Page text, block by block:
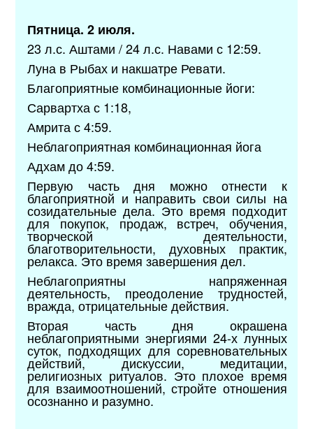
Пятница. 2 июля.
23 л.с. Аштами / 24 л.с. Навами с 12:59.
Луна в Рыбах и накшатре Ревати.
Благоприятные комбинационные йоги:
Сарвартха с 1:18,
Амрита с 4:59.
Неблагоприятная комбинационная йога
Адхам до 4:59.
Первую часть дня можно отнести к
благоприятной и направить свои силы на
созидательные дела. Это время подходит
для покупок, продаж, встреч, обучения,
творческой деятельности,
благотворительности, духовных практик,
релакса. Это время завершения дел.
Неблагоприятны напряженная
деятельность, преодоление трудностей,
вражда, отрицательные действия.
Вторая часть дня окрашена
неблагоприятными энергиями 24-х лунных
суток, подходящих для соревновательных
действий, дискуссии, медитации,
религиозных ритуалов. Это плохое время
для взаимоотношений, стройте отношения
осознанно и разумно.